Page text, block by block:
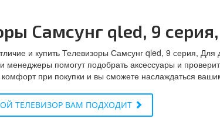
Самсунг qled, 9
и купить Телевизоры Самсунг qled, 9 серия,
менеджеры помогут подобрать аксессуары и
комфорт при покупки и вы сможете наслаждаться
ТЕЛЕВИЗОР ВАМ ПОДХОДИТ